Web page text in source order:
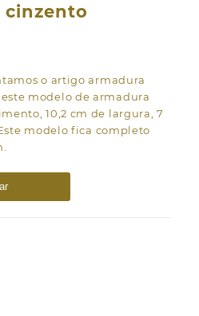
cinzento
o artigo armadura
modelo de armadura
10,2 cm de largura, 7
modelo fica completo